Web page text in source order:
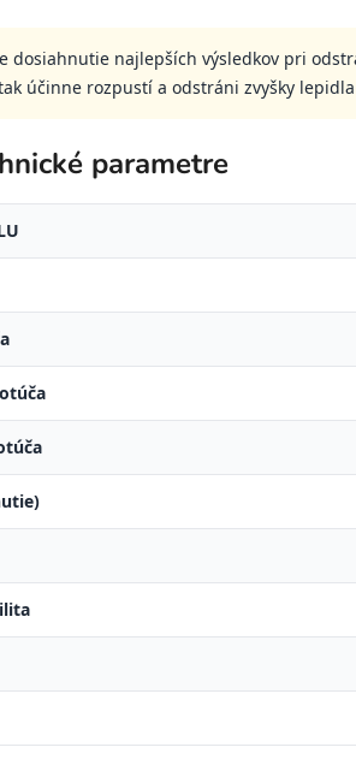
dosiahnutie najlepších výsledkov pri
účinne rozpustí a odstráni zvyšky
parametre